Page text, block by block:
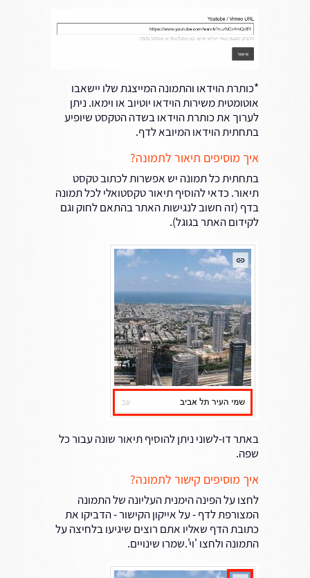
*כותרת הוידאו והתמונה המייצגת שלו יישאבו
אוטומטית משירות הוידאו יוטיוב או וימאו. ניתן
לערוך את כותרת הוידאו בשדה הטקסט שיופיע
בתחתית הוידאו המיובא לדף.
איך מוסיפים תיאור לתמונה?
בתחתית כל תמונה יש אפשרות לכתוב טקסט
תיאור. כדאי להוסיף תיאור טקסטואלי לכל תמונה
בדף (זה חשוב לנגישות האתר בהתאם לחוק וגם
לקידום האתר בגוגל).
באתר דו-לשוני ניתן להוסיף תיאור שונה עבור כל
שפה.
איך מוסיפים קישור לתמונה?
לחצו על הפינה הימנית העליונה של התמונה
המצורפת לדף - על אייקון הקישור - הדביקו את
כתובת הדף שאליו אתם רוצים שיגיעו בלחיצה על
התמונה ולחצו 'וי'.שמרו שינויים.